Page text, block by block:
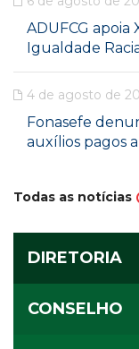
ADUFCG apoia
Igualdade
4 de agosto de
Fonasefe
auxílios pagos
Todas as notícias
DIRETORIA
CONSELHO